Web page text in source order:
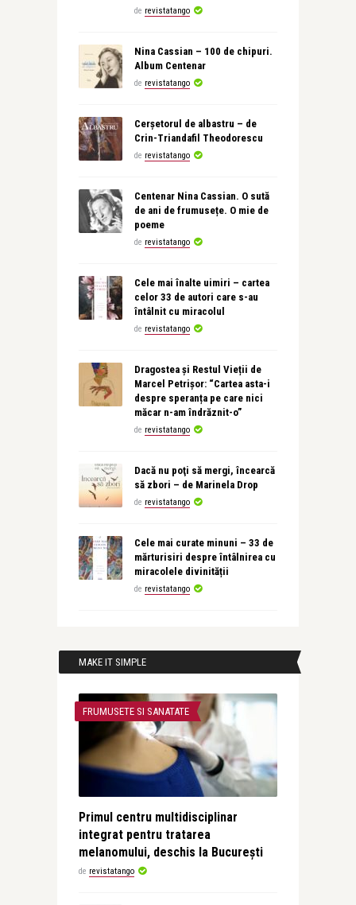
de revistatango
Nina Cassian – 100 de chipuri.
Album Centenar
de revistatango
Cerșetorul de albastru – de
Crin-Triandafil Theodorescu
de revistatango
Centenar Nina Cassian. O sută
de ani de frumusețe. O mie de
poeme
de revistatango
Cele mai înalte uimiri – cartea
celor 33 de autori care s-au
întâlnit cu miracolul
de revistatango
Dragostea și Restul Vieții de
Marcel Petrișor: “Cartea asta-i
despre speranța pe care nici
măcar n-am îndrăznit-o”
de revistatango
Dacă nu poţi să mergi, încearcă
să zbori – de Marinela Drop
de revistatango
Cele mai curate minuni – 33 de
mărturisiri despre întâlnirea cu
miracolele divinității
de revistatango
MAKE IT SIMPLE
FRUMUSETE SI SANATATE
Primul centru multidisciplinar
integrat pentru tratarea
melanomului, deschis la București
de revistatango